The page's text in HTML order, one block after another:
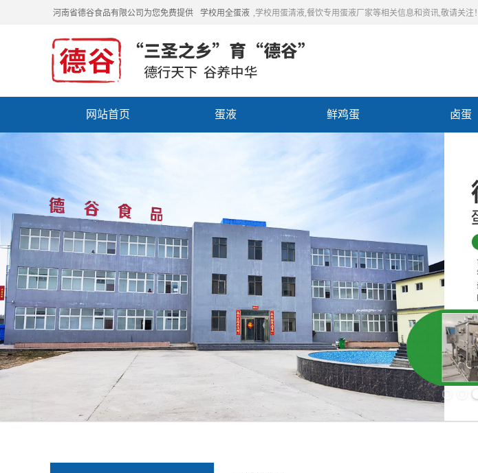
河南省德谷食品有限公司为您免费提供 学校用全蛋液 ,学校用蛋清液,餐饮专用蛋液厂家等相关信息和资讯,敬请关注！
网站首页 蛋液 鲜鸡蛋 卤蛋